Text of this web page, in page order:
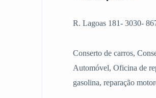
R. Lagoas 181- 3030-
Conserto de carros,
Automóvel, Oficina de
gasolina, reparação